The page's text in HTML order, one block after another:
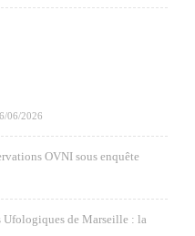
06/2026
OVNI sous enquête
Ufologiques de Marseille : la